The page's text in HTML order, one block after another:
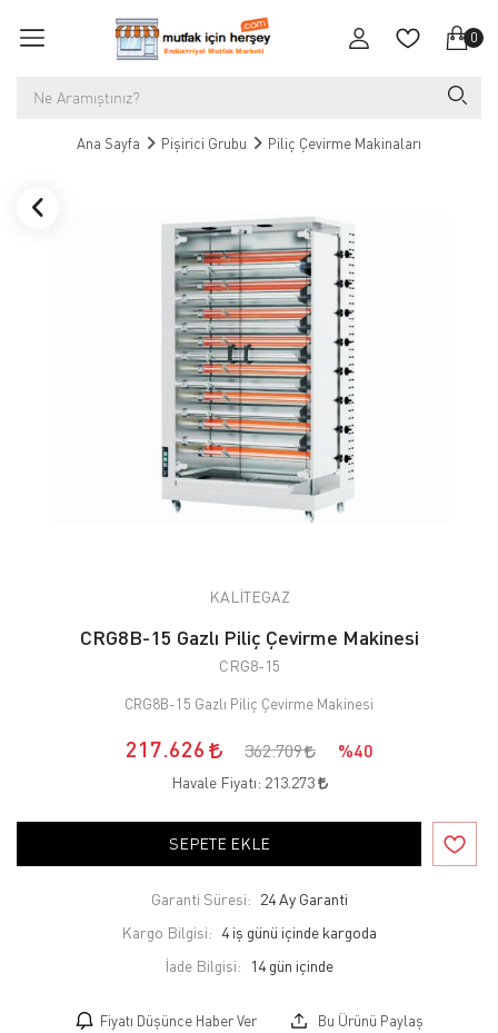
0
Ana Sayfa Pişirici Grubu Piliç Çevirme Makinaları
KALİTEGAZ
CRG8B-15 Gazlı Piliç Çevirme Makinesi
CRG8-15
CRG8B-15 Gazlı Piliç Çevirme Makinesi
217.626 362.709 %40
Havale Fiyatı: 213.273
SEPETE EKLE
Garanti Süresi: 24 Ay Garanti
Kargo Bilgisi: 4 iş günü içinde kargoda
İade Bilgisi:
Fiyatı Düşünce Haber Ver Bu Ürünü Paylaş